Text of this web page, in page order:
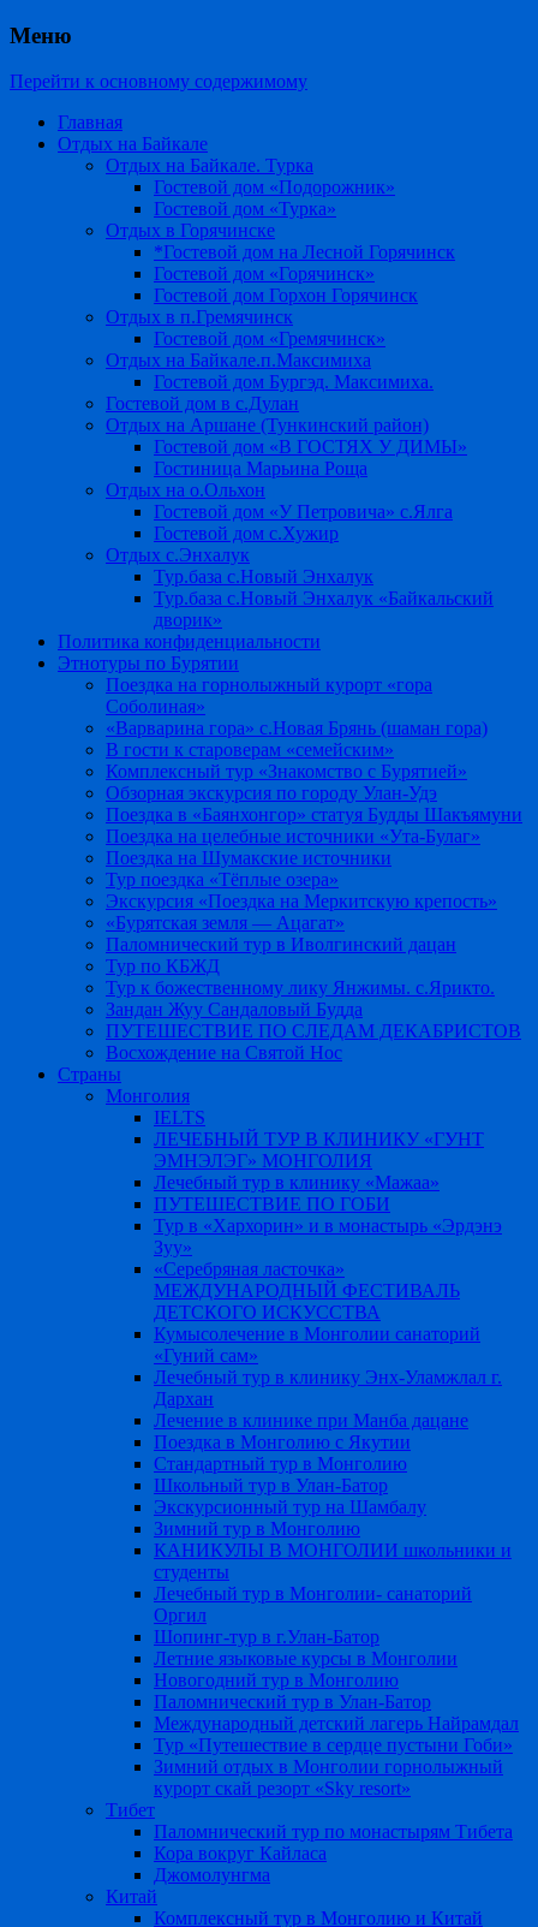
Меню
Перейти к основному содержимому
Главная
Отдых на Байкале
Отдых на Байкале. Турка
Гостевой дом «Подорожник»
Гостевой дом «Турка»
Отдых в Горячинске
*Гостевой дом на Лесной Горячинск
Гостевой дом «Горячинск»
Гостевой дом Горхон Горячинск
Отдых в п.Гремячинск
Гостевой дом «Гремячинск»
Отдых на Байкале.п.Максимиха
Гостевой дом Бургэд. Максимиха.
Гостевой дом в с.Дулан
Отдых на Аршане (Тункинский район)
Гостевой дом «В ГОСТЯХ У ДИМЫ»
Гостиница Марьина Роща
Отдых на о.Ольхон
Гостевой дом «У Петровича» с.Ялга
Гостевой дом с.Хужир
Отдых с.Энхалук
Тур.база с.Новый Энхалук
Тур.база с.Новый Энхалук «Байкальский
дворик»
Политика конфиденциальности
Этнотуры по Бурятии
Поездка на горнолыжный курорт «гора
Соболиная»
«Варварина гора» с.Новая Брянь (шаман гора)
В гости к староверам «семейским»
Комплексный тур «Знакомство с Бурятией»
Обзорная экскурсия по городу Улан-Удэ
Поездка в «Баянхонгор» статуя Будды Шакъямуни
Поездка на целебные источники «Ута-Булаг»
Поездка на Шумакские источники
Тур поездка «Тёплые озера»
Экскурсия «Поездка на Меркитскую крепость»
«Бурятская земля — Ацагат»
Паломнический тур в Иволгинский дацан
Тур по КБЖД
Тур к божественному лику Янжимы. с.Ярикто.
Зандан Жуу Сандаловый Будда
ПУТЕШЕСТВИЕ ПО СЛЕДАМ ДЕКАБРИСТОВ
Восхождение на Святой Нос
Страны
Монголия
IELTS
ЛЕЧЕБНЫЙ ТУР В КЛИНИКУ «ГУНТ
ЭМНЭЛЭГ» МОНГОЛИЯ
Лечебный тур в клинику «Мажаа»
ПУТЕШЕСТВИЕ ПО ГОБИ
Тур в «Хархорин» и в монастырь «Эрдэнэ
Зуу»
«Серебряная ласточка»
МЕЖДУНАРОДНЫЙ ФЕСТИВАЛЬ
ДЕТСКОГО ИСКУССТВА
Кумысолечение в Монголии санаторий
«Гуний сам»
Лечебный тур в клинику Энх-Уламжлал г.
Дархан
Лечение в клинике при Манба дацане
Поездка в Монголию c Якутии
Стандартный тур в Монголию
Школьный тур в Улан-Батор
Экскурсионный тур на Шамбалу
Зимний тур в Монголию
КАНИКУЛЫ В МОНГОЛИИ школьники и
студенты
Лечебный тур в Монголии- санаторий
Оргил
Шопинг-тур в г.Улан-Батор
Летние языковые курсы в Монголии
Новогодний тур в Монголию
Паломнический тур в Улан-Батор
Международный детский лагерь Найрамдал
Тур «Путешествие в сердце пустыни Гоби»
Зимний отдых в Монголии горнолыжный
курорт скай резорт «Sky resort»
Тибет
Паломнический тур по монастырям Тибета
Кора вокруг Кайласа
Джомолунгма
Китай
Комплексный тур в Монголию и Китай